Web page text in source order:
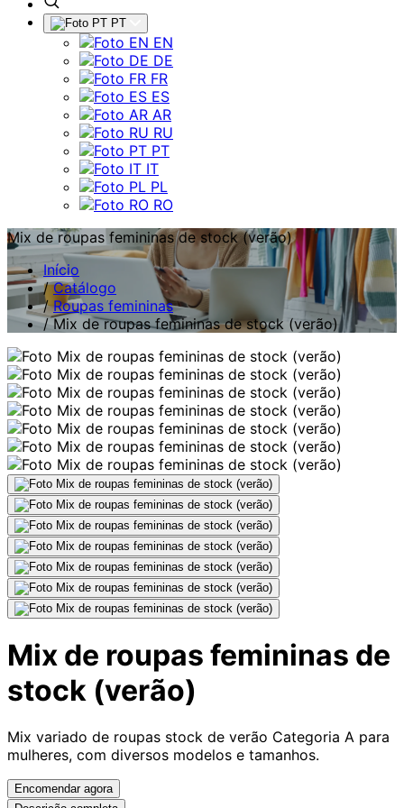
PT
EN
DE
FR
ES
AR
RU
PT
IT
PL
RO
Mix de roupas femininas de stock (verão)
Início
/ Catálogo
/ Roupas femininas
/Mix de roupas femininas de stock (verão)
Mix de roupas femininas de
stock (verão)
Mix variado de roupas stock de verão Categoria A para
mulheres, com diversos modelos e tamanhos.
Encomendar agora